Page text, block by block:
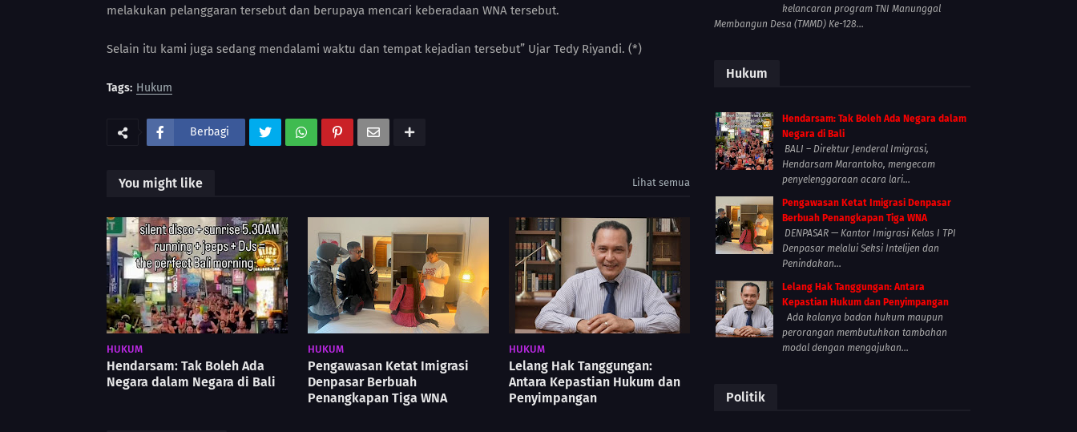
melakukan pelanggaran tersebut dan berupaya mencari keberadaan WNA tersebut.
Selain itu kami juga sedang mendalami waktu dan tempat kejadian tersebut” Ujar Tedy Riyandi. (*)
Tags: Hukum
Berbagi
You might like Lihat semua
HUKUM
Hendarsam: Tak Boleh Ada
Negara dalam Negara di Bali
HUKUM
Pengawasan Ketat Imigrasi
Denpasar Berbuah
Penangkapan Tiga WNA
HUKUM
Lelang Hak Tanggungan:
Antara Kepastian Hukum dan
Penyimpangan
kelancaran program TNI Manunggal
Membangun Desa (TMMD) Ke-128...
Hukum
Hendarsam: Tak Boleh Ada Negara dalam
Negara di Bali
BALI – Direktur Jenderal Imigrasi,
Hendarsam Marantoko, mengecam
penyelenggaraan acara lari...
Pengawasan Ketat Imigrasi Denpasar
Berbuah Penangkapan Tiga WNA
DENPASAR — Kantor Imigrasi Kelas I TPI
Denpasar melalui Seksi Intelijen dan
Penindakan...
Lelang Hak Tanggungan: Antara
Kepastian Hukum dan Penyimpangan
Ada kalanya badan hukum maupun
perorangan membutuhkan tambahan
modal dengan mengajukan...
Politik